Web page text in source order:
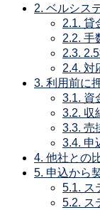
2. ベルシス
2.1. 貸
2.2. 手
2.3.
2.4. 対
3. 利用前に
3.1. 資
3.2. 収
3.3. 売
3.4. 申
4. 他社との
5. 申込から
5.1. ス
5.2. ス